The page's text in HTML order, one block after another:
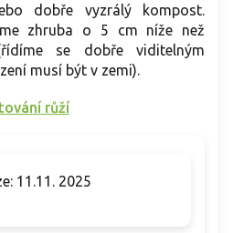
dobře vyzrálý kompost.
zhruba o 5 cm níže než
se dobře viditelným
musí být v zemi).
růží
11.11. 2025